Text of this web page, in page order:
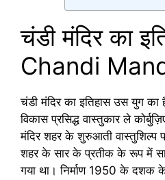
चंडी मंदिर का
Chandi
चंडी मंदिर का इतिहास उस युग
विकास प्रसिद्ध वास्तुकार ले
मंदिर शहर के शुरुआती वास्तुशिल्प
शहर के सार के प्रतीक के रूप में
गया था। निर्माण 1950 के